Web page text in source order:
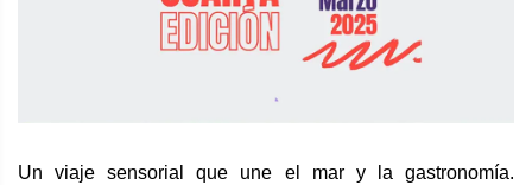
Un viaje sensorial que une el mar y la gastronomía.